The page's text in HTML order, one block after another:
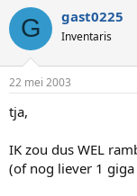
G gast0225
Inventaris
22 mei 2003
tja,
IK zou dus WEL
(of nog liever 1